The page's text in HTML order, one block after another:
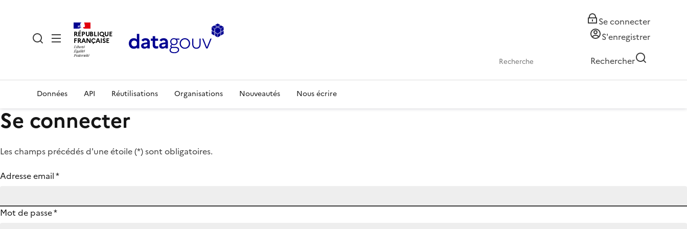
RÉPUBLIQUE
FRANÇAISE
Se connecter
S'enregistrer
Rechercher
Données API Réutilisations Organisations Nouveautés Nous écrire
Se connecter
Les champs précédés d'une étoile (*) sont obligatoires.
Adresse email*
Mot de passe*